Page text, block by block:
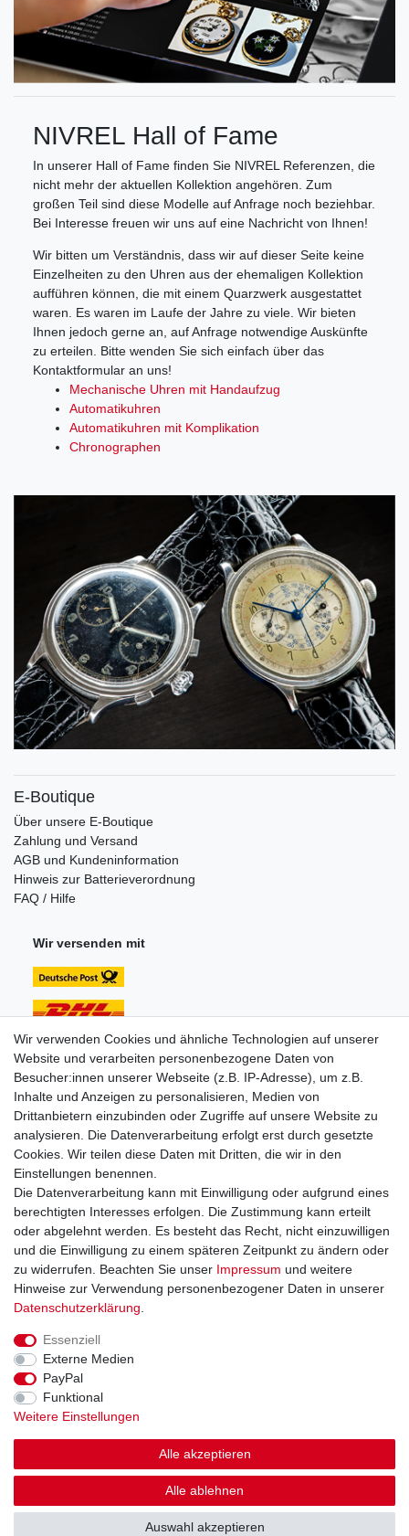
NIVREL Hall of Fame
In unserer Hall of Fame finden Sie NIVREL Referenzen, die
nicht mehr der aktuellen Kollektion angehören. Zum
großen Teil sind diese Modelle auf Anfrage noch beziehbar.
Bei Interesse freuen wir uns auf eine Nachricht von Ihnen!
Wir bitten um Verständnis, dass wir auf dieser Seite keine
Einzelheiten zu den Uhren aus der ehemaligen Kollektion
aufführen können, die mit einem Quarzwerk ausgestattet
waren. Es waren im Laufe der Jahre zu viele. Wir bieten
Ihnen jedoch gerne an, auf Anfrage notwendige Auskünfte
zu erteilen. Bitte wenden Sie sich einfach über das
Kontaktformular an uns!
Mechanische Uhren mit Handaufzug
Automatikuhren
Automatikuhren mit Komplikation
Chronographen
E-Boutique
Über unsere E-Boutique
Zahlung und Versand
AGB und Kundeninformation
Hinweis zur Batterieverordnung
FAQ / Hilfe
Wir versenden mit
Unsere Zahlungsarten:
Sie erreichen uns unter:
+49 (0)681 5846576
Montag bis Freitag
9.00 - 16.00 Uhr
Impressum
Widerrufs­recht
Wir verwenden Cookies und ähnliche Technologien auf unserer
Website und verarbeiten personenbezogene Daten von
Besucher:innen unserer Webseite (z.B. IP-Adresse), um z.B.
Inhalte und Anzeigen zu personalisieren, Medien von
Drittanbietern einzubinden oder Zugriffe auf unsere Website zu
analysieren. Die Datenverarbeitung erfolgt erst durch gesetzte
Cookies. Wir teilen diese Daten mit Dritten, die wir in den
Einstellungen benennen.
Die Datenverarbeitung kann mit Einwilligung oder aufgrund eines
berechtigten Interesses erfolgen. Die Zustimmung kann erteilt
oder abgelehnt werden. Es besteht das Recht, nicht einzuwilligen
und die Einwilligung zu einem späteren Zeitpunkt zu ändern oder
zu widerrufen. Beachten Sie unser Impressum und weitere
Hinweise zur Verwendung personenbezogener Daten in unserer
Daten­schutz­erklärung
Essenziell
Externe Medien
PayPal
Funktional
Weitere Einstellungen
Alle akzeptieren
Alle ablehnen
Auswahl akzeptieren